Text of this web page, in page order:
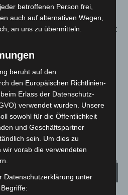
Erste Tigermücken-
in Niedersachsen entdeckt
schnell eingedämmt
betroffenen Person frei,
auch auf alternativen Wegen,
an uns zu übermitteln.
beruht auf den
den Europäischen Richtlinien-
Erlass der Datenschutz-
verwendet wurden. Unsere
sowohl für die Öffentlichkeit
und Geschäftspartner
sein. Um dies zu
vorab die verwendeten
Datenschutzerklärung unter